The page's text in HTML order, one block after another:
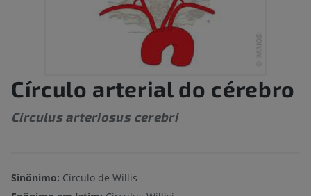
Círculo arterial do cérebro
Circulus arteriosus cerebri
Sinônimo: Círculo de Willis